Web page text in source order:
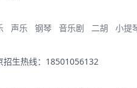
声乐 钢琴 音乐剧 二胡 小提
招生热线：18501056132